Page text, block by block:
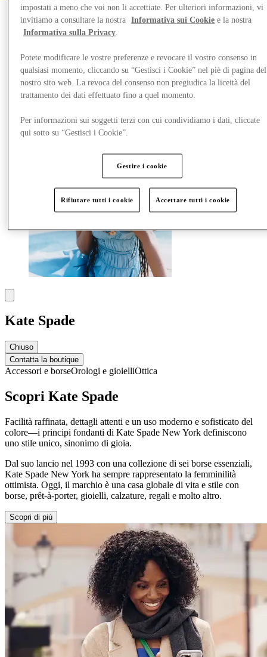
Negozi
Offerte
Cosa c'è in programma
Mangia e Bevi
Gift Card
Servizi
Altro
Kate Spade
Chiuso
Contatta la boutique
Accessori e borseOrologi e gioielliOttica
Scopri Kate Spade
Facilità raffinata, dettagli attenti e un uso moderno e sofisticato del
colore—i principi fondanti di Kate Spade New York definiscono
uno stile unico, sinonimo di gioia.
Dal suo lancio nel 1993 con una collezione di sei borse essenziali,
Kate Spade New York ha sempre rappresentato la femminilità
ottimista. Oggi, il marchio è una casa globale di vita e stile con
borse, prêt-à-porter, gioielli, calzature, regali e molto altro.
Scopri di più
impostati a meno che voi non li accettiate. Per ulteriori informazioni, vi
invitiamo a consultare la nostra
Informativa sui Cookie e la nostra
Informativa sulla Privacy
Potete modificare le vostre preferenze e revocare il vostro consenso in
qualsiasi momento, cliccando su “Gestisci i Cookie” nel piè di pagina del
nostro sito web. La revoca del consenso non pregiudica la liceità del
trattamento dei dati effettuato fino a quel momento.
Per informazioni sui soggetti terzi con cui condividiamo i dati, cliccate
qui sotto su “Gestisci i Cookie”.
Gestire i cookie
Rifiutare tutti i cookie Accettare tutti i cookie